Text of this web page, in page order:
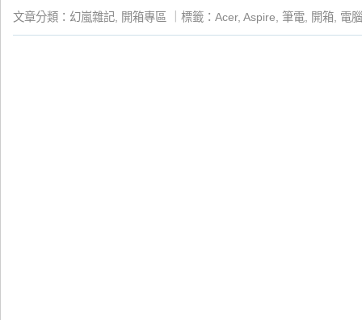
文章分類： 幻嵐雜記 開箱專區 標籤： Acer, Aspire 筆電 開箱 電腦